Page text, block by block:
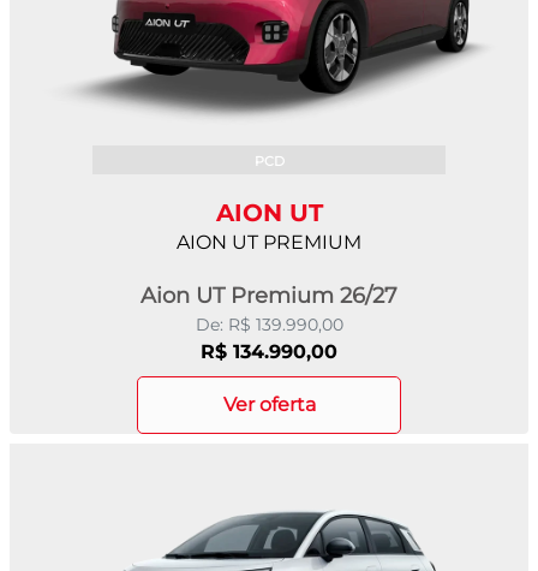
AION UT
AION UT PREMIUM
Aion UT Premium 26/27
PCD
De: R$ 139.990,00
R$ 134.990,00
ver oferta